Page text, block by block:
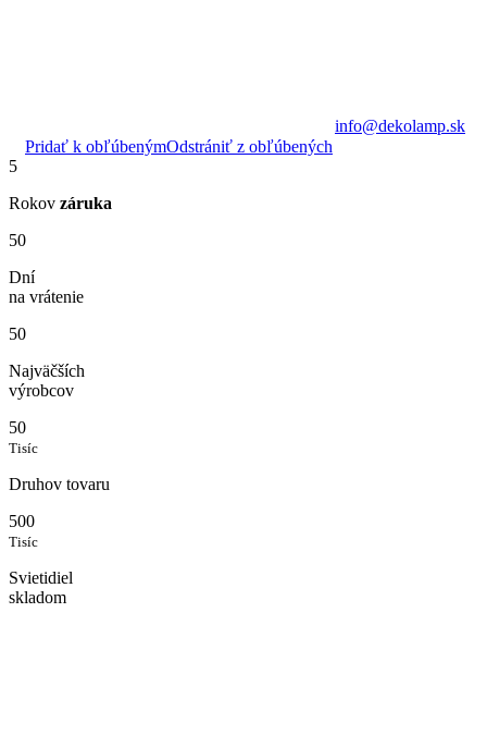
info@dekolamp.sk
Pridať k obľúbenýmOdstrániť z obľúbených
5
Rokov záruka
50
Dní
na vrátenie
50
Najväčších
výrobcov
50
Tisíc
Druhov tovaru
500
Tisíc
Svietidiel
skladom